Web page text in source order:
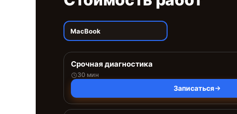
MacBook
Срочная диагностика
30 мин
Записаться